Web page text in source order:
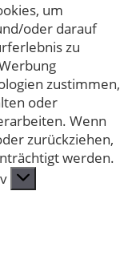
um
oder darauf
zu
zustimmen,
oder
Wenn
zurückziehen,
werden.